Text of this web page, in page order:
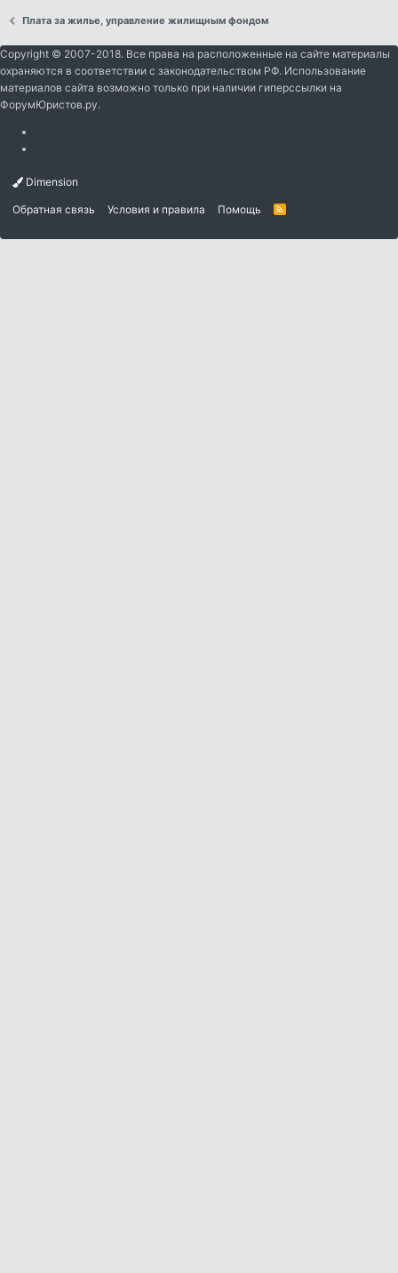
Плата за жилье, управление жилищным фондом
Copyright © 2007-2018. Все права на расположенные на сайте материалы
охраняются в соответствии с законодательством РФ. Использование
материалов сайта возможно только при наличии гиперссылки на
ФорумЮристов.ру.
Dimension
Обратная связь Условия и правила Помощь